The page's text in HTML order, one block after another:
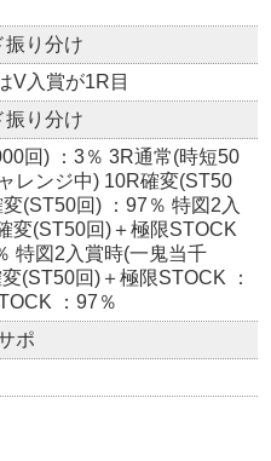
振り分け
V入賞が1R目
振り分け
回) ：3％ 3R通常(時短50
レンジ中) 10R確変(ST50
(ST50回) ：97％ 特図2入
変(ST50回)＋極限STOCK
特図2入賞時(一鬼当千
(ST50回)＋極限STOCK ：
：97％
ポ